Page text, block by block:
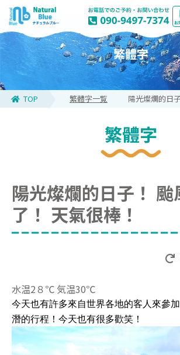
繁體字
TOP 繁體字一覧 陽光燦爛的日
繁體字
陽光燦爛的日子！ 颱
了！ 天氣很棒！
水温2８℃ 気温30℃
今天也有許多來自世界各地的客人來參
潛的行程！今天也有很多歡笑！